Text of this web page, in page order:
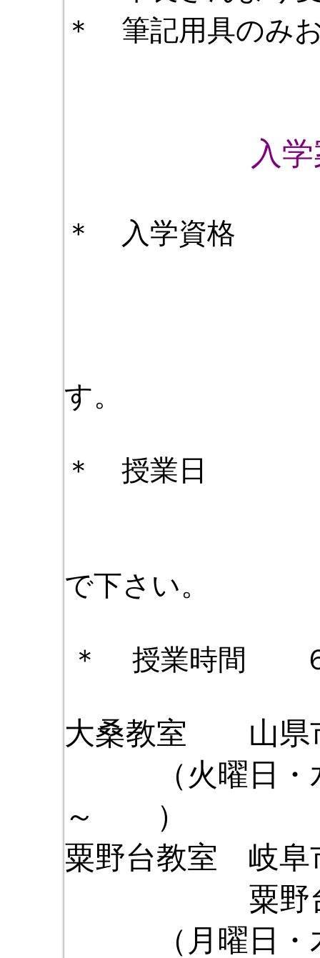
＊ 筆記用具のみ
入
＊ 入学資格
す。
＊ 授業日
で下さい。
＊
授業時間 ６
大桑教室 山県
（火曜日
～ ）
粟野台教室 岐阜
粟野台
（月曜日